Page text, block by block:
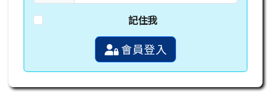
記住我
會員登入